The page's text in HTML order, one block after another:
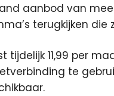
aanbod van
terugkijken die
tijdelijk 11,99 per
te